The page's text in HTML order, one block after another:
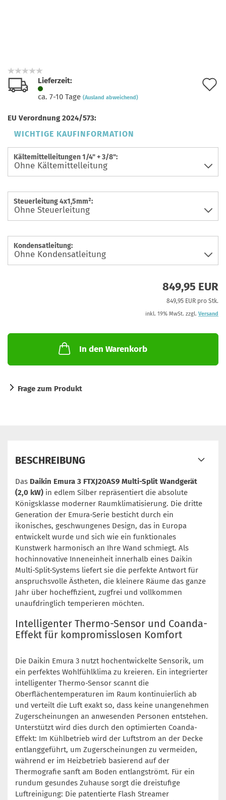
Lieferzeit:
ca. 7-10 Tage (Ausland abweichend)
EU Verordnung 2024/573:
WICHTIGE KAUFINFORMATION
Kältemittelleitungen 1/4" + 3/8":
Steuerleitung 4x1,5mm²:
Kondensatleitung:
849,95 EUR
849,95 EUR pro Stk.
inkl. 19% MwSt. zzgl. Versand
In den Warenkorb
Frage zum Produkt
BESCHREIBUNG
Das Daikin Emura 3 FTXJ20AS9 Multi-Split Wandgerät
(2,0 kW) in edlem Silber repräsentiert die absolute
Königsklasse moderner Raumklimatisierung. Die dritte
Generation der Emura-Serie besticht durch ein
ikonisches, geschwungenes Design, das in Europa
entwickelt wurde und sich wie ein funktionales
Kunstwerk harmonisch an Ihre Wand schmiegt. Als
hochinnovative Inneneinheit innerhalb eines Daikin
Multi-Split-Systems liefert sie die perfekte Antwort für
anspruchsvolle Ästheten, die kleinere Räume das ganze
Jahr über hocheffizient, zugfrei und vollkommen
unaufdringlich temperieren möchten.
Intelligenter Thermo-Sensor und Coanda-
Effekt für kompromisslosen Komfort
Die Daikin Emura 3 nutzt hochentwickelte Sensorik, um
ein perfektes Wohlfühlklima zu kreieren. Ein integrierter
intelligenter Thermo-Sensor scannt die
Oberflächentemperaturen im Raum kontinuierlich ab
und verteilt die Luft exakt so, dass keine unangenehmen
Zugerscheinungen an anwesenden Personen entstehen.
Unterstützt wird dies durch den optimierten Coanda-
Effekt: Im Kühlbetrieb wird der Luftstrom an der Decke
entlanggeführt, um Zugerscheinungen zu vermeiden,
während er im Heizbetrieb basierend auf der
Thermografie sanft am Boden entlangströmt. Für ein
rundum gesundes Zuhause sorgt die dreistufige
Luftreinigung: Die patentierte Flash Streamer